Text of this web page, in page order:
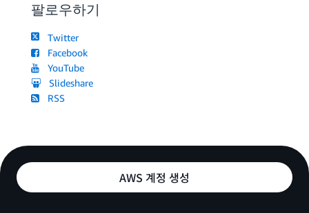
팔로우하기
Twitter
Facebook
YouTube
Slideshare
RSS
AWS 계정 생성